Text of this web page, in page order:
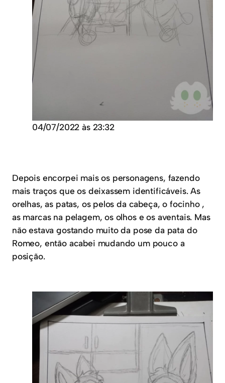
04/07/2022 às 23:32
Depois encorpei mais os personagens, fazendo
mais traços que os deixassem identificáveis. As
orelhas, as patas, os pelos da cabeça, o focinho ,
as marcas na pelagem, os olhos e os aventais. Mas
não estava gostando muito da pose da pata do
Romeo, então acabei mudando um pouco a
posição.